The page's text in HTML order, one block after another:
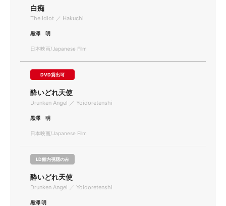
白痴
The Idiot ／ Hakuchi
黒澤 明
日本映画/Japanese Film
DVD貸出可
酔いどれ天使
Drunken Angel ／ Yoidoretenshi
黒澤 明
日本映画/Japanese Film
LD館内視聴のみ
酔いどれ天使
Drunken Angel ／ Yoidoretenshi
黒澤 明